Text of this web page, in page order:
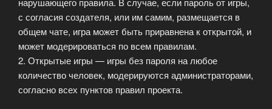
с согласия создателя, или им самим, размещается в
общем чате, игра может быть приравнена к открытой, и
может модерироваться по всем правилам.
2. Открытые игры — игры без пароля на любое
количество человек, модерируются администраторами,
согласно всех пунктов правил проекта.